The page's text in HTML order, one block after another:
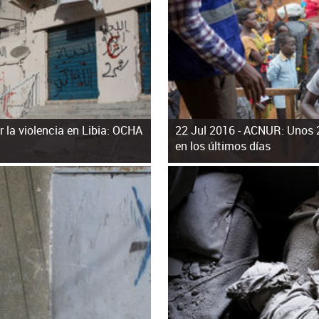
violencia en Libia: OCHA 22 Jul 2016 -ACNUR:
en los últimos días